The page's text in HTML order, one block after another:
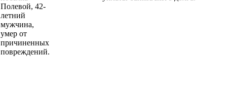
Полевой, 42-
летний
мужчина,
умер от
причиненных
повреждений.